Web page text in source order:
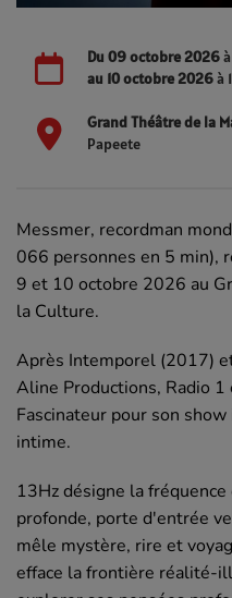
Du 09 octobre 2026
au 10 octobre 2026à
Grand Théâtre de la
Papeete
Messmer, recordman
066 personnes en 5 min),
9 et 10 octobre 2026 au
la Culture.
Après Intemporel (2017)
Aline Productions, Radio
Fascinateur pour son
intime.
13Hz désigne la
profonde, porte d'entrée
mêle mystère, rire et
efface la frontière réalité-